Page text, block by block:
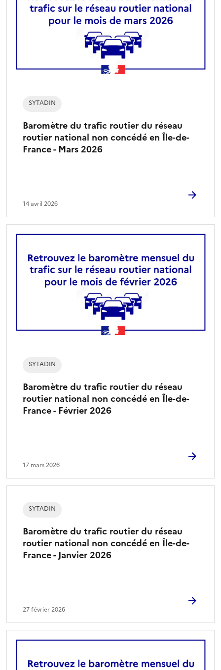
c
t
i
o
n
n
Baromètre du trafic routier du réseau
routier national non concédé en Île-de-
France - Mars 2026
SYTADIN
14 avril 2026
Baromètre du trafic routier du réseau
routier national non concédé en Île-de-
France - Février 2026
SYTADIN
17 mars 2026
Baromètre du trafic routier du réseau
routier national non concédé en Île-de-
France - Janvier 2026
SYTADIN
27 février 2026